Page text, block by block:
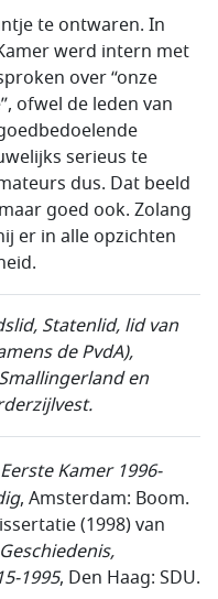
te ontwaren. In
werd intern met
over “onze
ofwel de leden van
serieus te
dus. Dat beeld
goed ook. Zolang
er in alle opzichten
Statenlid, lid van
de PvdA),
en
Kamer 1996-
, Amsterdam: Boom.
(1998) van
1995, Den Haag: SDU.